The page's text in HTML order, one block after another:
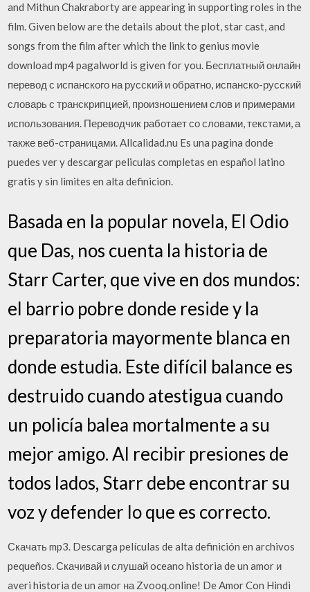
and Mithun Chakraborty are appearing in supporting roles in the
film. Given below are the details about the plot, star cast, and
songs from the film after which the link to genius movie
download mp4 pagalworld is given for you. Бесплатный онлайн
перевод с испанского на русский и обратно, испанско-русский
словарь с транскрипцией, произношением слов и примерами
использования. Переводчик работает со словами, текстами, а
также веб-страницами. Allcalidad.nu Es una pagina donde
puedes ver y descargar peliculas completas en español latino
gratis y sin limites en alta definicion.
Basada en la popular novela, El Odio
que Das, nos cuenta la historia de
Starr Carter, que vive en dos mundos:
el barrio pobre donde reside y la
preparatoria mayormente blanca en
donde estudia. Este difícil balance es
destruido cuando atestigua cuando
un policía balea mortalmente a su
mejor amigo. Al recibir presiones de
todos lados, Starr debe encontrar su
voz y defender lo que es correcto.
Скачать mp3. Descarga películas de alta definición en archivos
pequeños. Скачивай и слушай oceano historia de un amor и
averi historia de un amor на Zvooq.online! De Amor Con Hindi